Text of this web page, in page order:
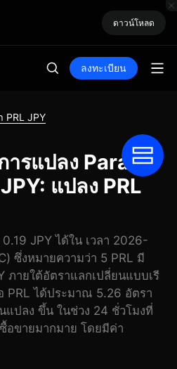
ดาวน์โหลด
ลงทะเบียน
PRL JPY
รแปลง Parallel
แปลง PRL
JPY ได้ใน เวลา 2026-
ซึ่งหมายความว่า 5 PRL มี
ายใต้อัตราแลกเปลี่ยนแบบเรี
PRL ได้ประมาณ 5.26 อัตรา
แปลง ขึ้น ในช่วง 24 ชั่วโมงที่
อขายมากมาย โดยมีค่า